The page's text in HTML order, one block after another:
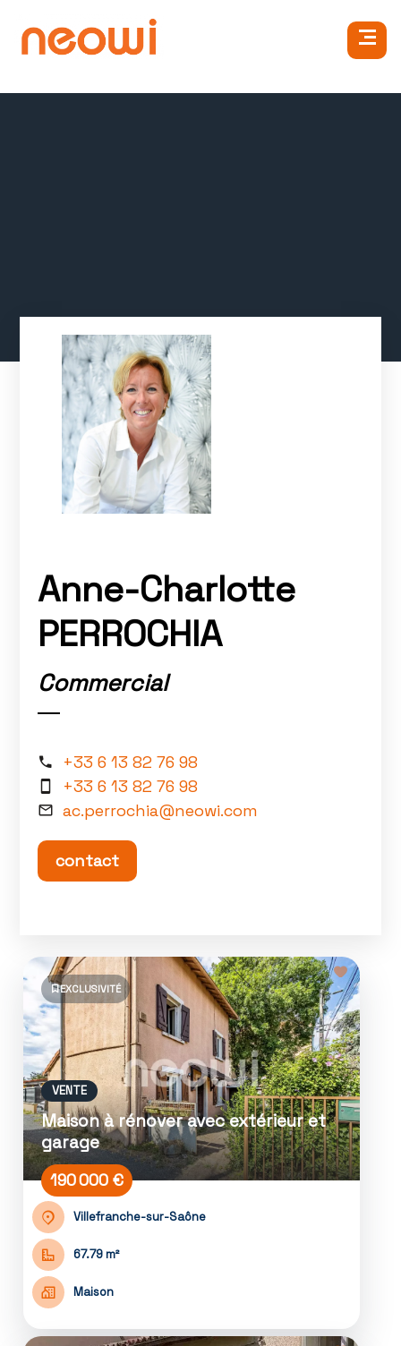
Anne-Charlotte
PERROCHIA
Commercial
+33 6 13 82 76 98
+33 6 13 82 76 98
ac.perrochia@neowi.com
contact
VENTE
Maison à rénover avec extérieur et
garage
190 000 €
Villefranche-sur-Saône
67.79 m²
Maison
EXCLUSIVITÉ